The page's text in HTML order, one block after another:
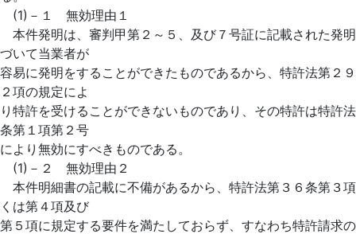
(1)－１ 無効理由１
本件発明は、審判甲第２～５、及び７号証に記載された発
づいて当業者が
容易に発明をすることができたものであるから、特許法第２
２項の規定によ
り特許を受けることができないものであり、その特許は特許
条第１項第２号
により無効にすべきものである。
(1)－２ 無効理由２
本件明細書の記載に不備があるから、特許法第３６条第３
くは第４項及び
第５項に規定する要件を満たしておらず、すなわち特許請求